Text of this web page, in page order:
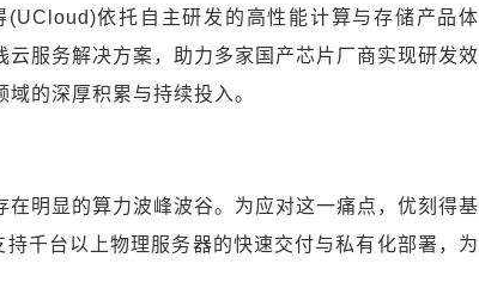
依托自主研发的高性能计算与存储产品体
服务解决方案，助力多家国产芯片厂商实现研发效
的深厚积累与持续投入。
明显的算力波峰波谷。为应对这一痛点，优刻得基
千台以上物理服务器的快速交付与私有化部署，为